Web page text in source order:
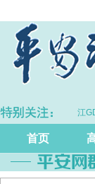
·上半年浙江GDP同比
首页